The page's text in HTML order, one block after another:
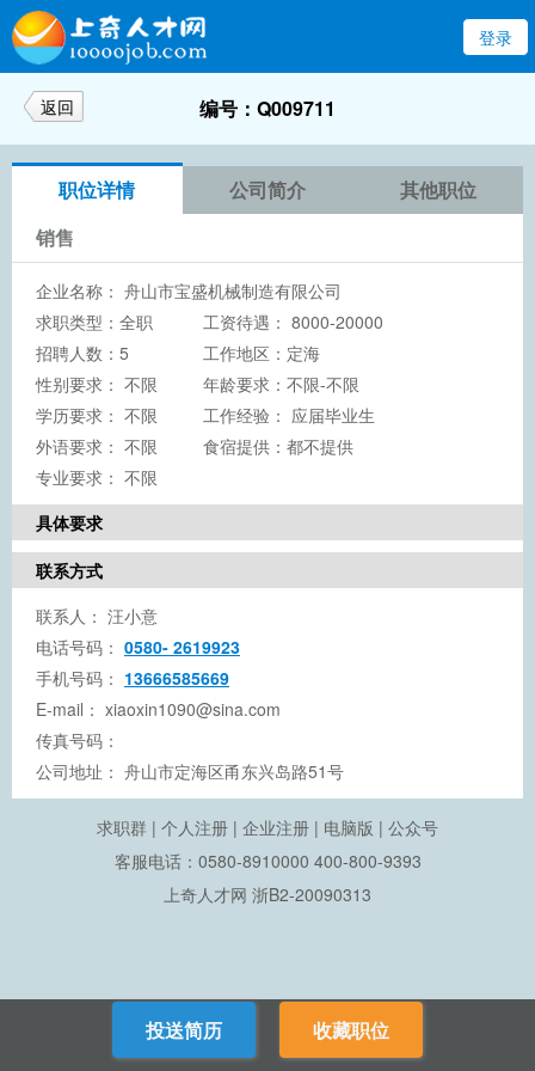
登录
返回 编号：Q009711
职位详情 公司简介
其他职位
销售
企业名称： 舟山市宝盛机械制造有限公司
求职类型：全职
工资待遇： 8000-20000
招聘人数：5
工作地区：定海
性别要求： 不限
年龄要求：不限-不限
学历要求： 不限
工作经验： 应届毕业生
外语要求： 不限
食宿提供：都不提供
专业要求： 不限
具体要求
联系方式
联系人： 汪小意
电话号码： 0580- 2619923
手机号码： 13666585669
E-mail： xiaoxin1090@sina.com
传真号码：
公司地址： 舟山市定海区甬东兴岛路51号
投送简历 收藏职位
求职群 | 个人注册 | 企业注册 | 电脑版 | 公众号
客服电话：0580-8910000 400-800-9393
上奇人才网 浙B2-20090313